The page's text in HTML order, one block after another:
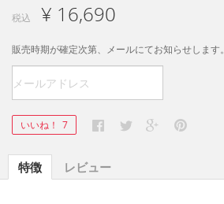
税込 ¥ 16,690
販売時期が確定次第、メールにてお知らせします。
いいね！ 7
特徴 レビュー